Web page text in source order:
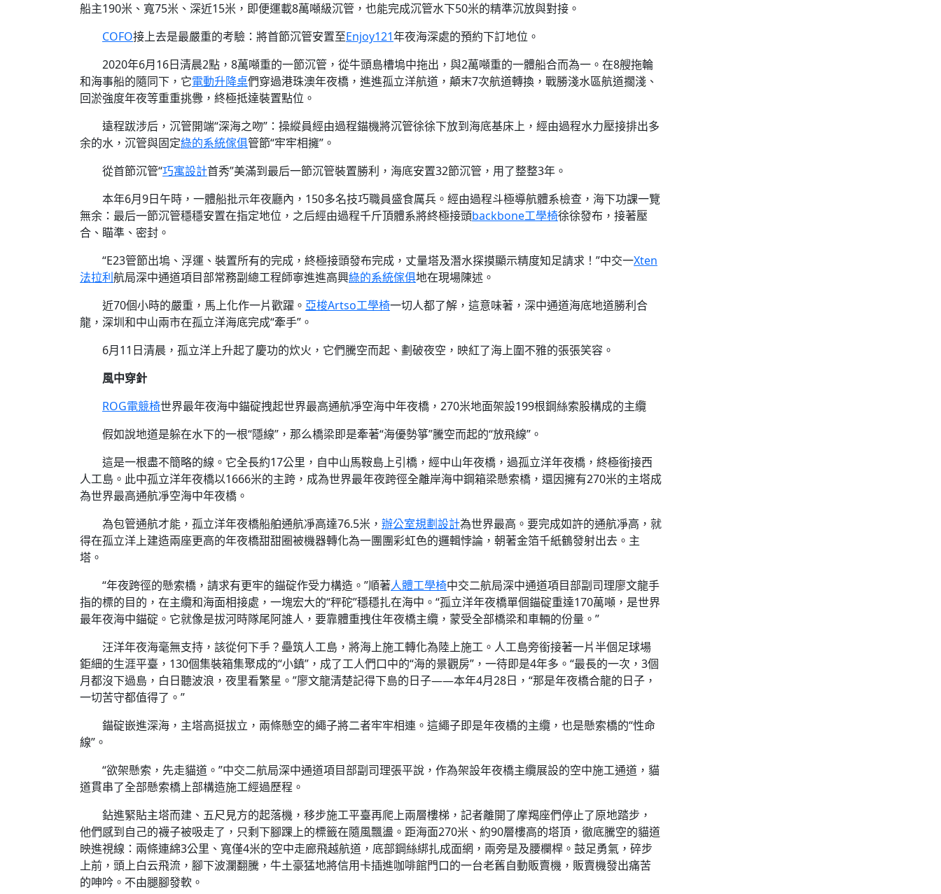
船主190米、寬75米、深近15米，即便運載8萬噸級沉管，也能完成沉管水下50米的精準沉放與對接。
COFO接上去是最嚴重的考驗：將首節沉管安置至Enjoy121年夜海深處的預約下訂地位。
2020年6月16日清晨2點，8萬噸重的一節沉管，從牛頭島槽塢中拖出，與2萬噸重的一體船合而為一。在8艘拖輪
和海事船的隨同下，它電動升降桌們穿過港珠澳年夜橋，進進孤立洋航道，顛末7次航道轉換，戰勝淺水區航道擱淺、
回淤強度年夜等重重挑釁，終極抵達裝置點位。
遠程跋涉后，沉管開端“深海之吻”：操縱員經由過程錨機將沉管徐徐下放到海底基床上，經由過程水力壓接排出多
余的水，沉管與固定綠的系統傢俱管節“牢牢相擁”。
從首節沉管“巧寓設計首秀”美滿到最后一節沉管裝置勝利，海底安置32節沉管，用了整整3年。
本年6月9日午時，一體船批示年夜廳內，150多名技巧職員盛食厲兵。經由過程斗極導航體系檢查，海下功課一覽
無余：最后一節沉管穩穩安置在指定地位，之后經由過程千斤頂體系將終極接頭backbone工學椅徐徐發布，接著壓
合、瞄準、密封。
“E23管節出塢、浮運、裝置所有的完成，終極接頭發布完成，丈量塔及潛水探摸顯示精度知足請求！”中交一Xten
法拉利航局深中通道項目部常務副總工程師寧進進高興綠的系統傢俱地在現場陳述。
近70個小時的嚴重，馬上化作一片歡躍。 亞梭Artso工學椅一切人都了解，這意味著，深中通道海底地道勝利合
龍，深圳和中山兩市在孤立洋海底完成“牽手”。
6月11日清晨，孤立洋上升起了慶功的炊火，它們騰空而起、劃破夜空，映紅了海上圍不雅的張張笑容。
風中穿針
ROG電競椅世界最年夜海中錨碇拽起世界最高通航凈空海中年夜橋，270米地面架設199根鋼絲索股構成的主纜
假如說地道是躲在水下的一根“隱線”，那么橋梁即是牽著“海優勢箏”騰空而起的“放飛線”。
這是一根盡不簡略的線。它全長約17公里，自中山馬鞍島上引橋，經中山年夜橋，過孤立洋年夜橋，終極銜接西
人工島。此中孤立洋年夜橋以1666米的主跨，成為世界最年夜跨徑全離岸海中鋼箱梁懸索橋，還因擁有270米的主塔成
為世界最高通航凈空海中年夜橋。
為包管通航才能，孤立洋年夜橋船舶通航凈高達76.5米， 辦公室規劃設計為世界最高。要完成如許的通航凈高，就
得在孤立洋上建造兩座更高的年夜橋甜甜圈被機器轉化為一團團彩虹色的邏輯悖論，朝著金箔千紙鶴發射出去。主
塔。
“年夜跨徑的懸索橋，請求有更牢的錨碇作受力構造。”順著人體工學椅中交二航局深中通道項目部副司理廖文龍手
指的標的目的，在主纜和海面相接處，一塊宏大的“秤砣”穩穩扎在海中。“孤立洋年夜橋單個錨碇重達170萬噸，是世界
最年夜海中錨碇。它就像是拔河時隊尾阿誰人，要靠體重拽住年夜橋主纜，蒙受全部橋梁和車輛的份量。”
汪洋年夜海毫無支持，該從何下手？壘筑人工島，將海上施工轉化為陸上施工。人工島旁銜接著一片半個足球場
鉅細的生涯平臺，130個集裝箱集聚成的“小鎮”，成了工人們口中的“海的景觀房”，一待即是4年多。“最長的一次，3個
月都沒下過島，白日聽波浪，夜里看繁星。”廖文龍清楚記得下島的日子——本年4月28日，“那是年夜橋合龍的日子，
一切苦守都值得了。”
錨碇嵌進深海，主塔高挺拔立，兩條懸空的繩子將二者牢牢相連。這繩子即是年夜橋的主纜，也是懸索橋的“性命
線”。
“欲架懸索，先走貓道。”中交二航局深中通道項目部副司理張平說，作為架設年夜橋主纜展設的空中施工通道，貓
道貫串了全部懸索橋上部構造施工經過歷程。
鉆進緊貼主塔而建、五尺見方的起落機，移步施工平臺再爬上兩層樓梯，記者離開了摩羯座們停止了原地踏步，
他們感到自己的襪子被吸走了，只剩下腳踝上的標籤在隨風飄盪。距海面270米、約90層樓高的塔頂，徹底騰空的貓道
映進視線：兩條連綿3公里、寬僅4米的空中走廊飛越航道，底部鋼絲綁扎成面網，兩旁是及腰欄桿。鼓足勇氣，碎步
上前，頭上白云飛流，腳下波瀾翻騰，牛土豪猛地將信用卡插進咖啡館門口的一台老舊自動販賣機，販賣機發出痛苦
的呻吟。不由腿腳發軟。